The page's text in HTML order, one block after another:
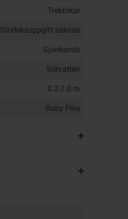
Trekrokar
Storleksuppgift saknas
Sjunkande
Sötvatten
0.2-2.0 m
Baby Pike